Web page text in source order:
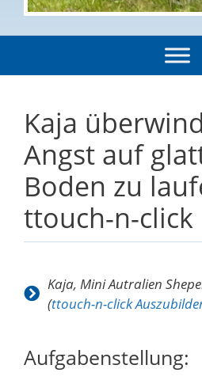
Kaja
Angst auf
Boden zu
ttouch-n-click
Kaja, Mini Autralien
(ttouch-n-click
Aufgabenstellung: